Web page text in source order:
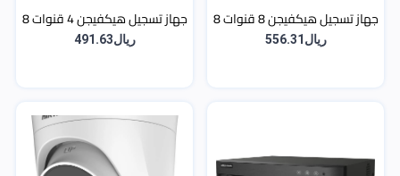
جهاز تسجيل هيكفيجن 8 قنوات 8
ميجا (4K) بذكاء اصطناعيريال556.31
جهاز تسجيل هيكفيجن 4 قنوات 8
ميجا (4K) بذكاء اصطناعيريال491.63